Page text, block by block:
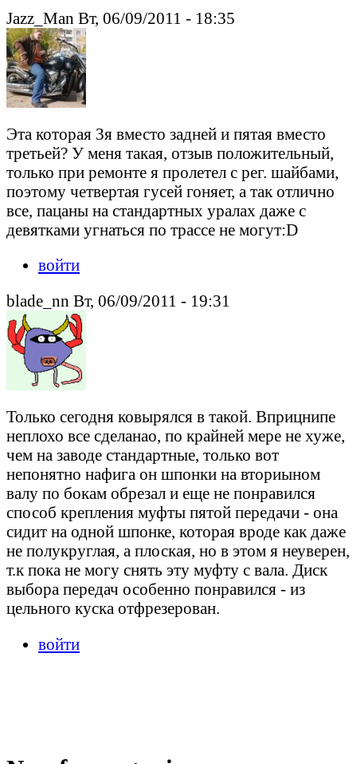
Jazz_Man Вт, 06/09/2011 - 18:35
Эта которая 3я вместо задней и пятая вместо
третьей? У меня такая, отзыв положительный,
только при ремонте я пролетел с рег. шайбами,
поэтому четвертая гусей гоняет, а так отлично
все, пацаны на стандартных уралах даже с
девятками угнаться по трассе не могут:D
войти
blade_nn Вт, 06/09/2011 - 19:31
Только сегодня ковырялся в такой. Вприцнипе
неплохо все сделанао, по крайней мере не хуже,
чем на заводе стандартные, только вот
непонятно нафига он шпонки на вториыном
валу по бокам обрезал и еще не понравился
способ крепления муфты пятой передачи - она
сидит на одной шпонке, которая вроде как даже
не полукруглая, а плоская, но в этом я неуверен,
т.к пока не могу снять эту муфту с вала. Диск
выбора передач особенно понравился - из
цельного куска отфрезерован.
войти